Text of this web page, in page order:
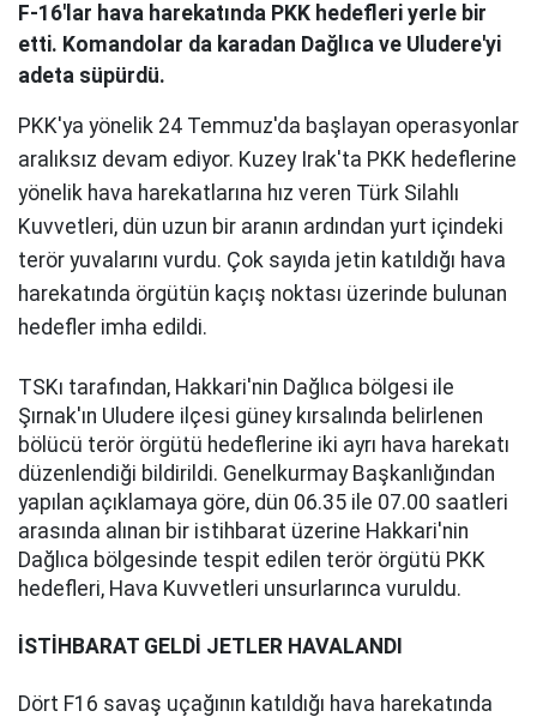
F-16'lar hava harekatında PKK hedefleri yerle bir
etti. Komandolar da karadan Dağlıca ve Uludere'yi
adeta süpürdü.
PKK'ya yönelik 24 Temmuz'da başlayan operasyonlar
aralıksız devam ediyor. Kuzey Irak'ta PKK hedeflerine
yönelik hava harekatlarına hız veren Türk Silahlı
Kuvvetleri, dün uzun bir aranın ardından yurt içindeki
terör yuvalarını vurdu. Çok sayıda jetin katıldığı hava
harekatında örgütün kaçış noktası üzerinde bulunan
hedefler imha edildi.
TSKı tarafından, Hakkari'nin Dağlıca bölgesi ile
Şırnak'ın Uludere ilçesi güney kırsalında belirlenen
bölücü terör örgütü hedeflerine iki ayrı hava harekatı
düzenlendiği bildirildi. Genelkurmay Başkanlığından
yapılan açıklamaya göre, dün 06.35 ile 07.00 saatleri
arasında alınan bir istihbarat üzerine Hakkari'nin
Dağlıca bölgesinde tespit edilen terör örgütü PKK
hedefleri, Hava Kuvvetleri unsurlarınca vuruldu.
İSTİHBARAT GELDİ JETLER HAVALANDI
Dört F16 savaş uçağının katıldığı hava harekatında